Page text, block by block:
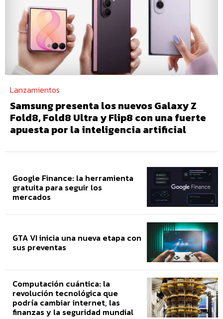
Lanzamientos
Samsung presenta los nuevos Galaxy Z
Fold8, Fold8 Ultra y Flip8 con una fuerte
apuesta por la inteligencia artificial
Google Finance: la herramienta
gratuita para seguir los
mercados
GTA VI inicia una nueva etapa con
sus preventas
Computación cuántica: la
revolución tecnológica que
podría cambiar internet, las
finanzas y la seguridad mundial